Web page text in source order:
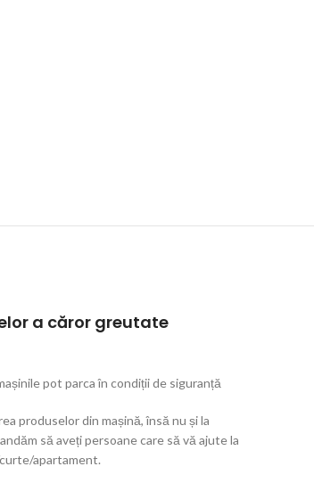
a căror greutate
pot parca în condiții de siguranță
produselor din mașină, însă nu și la
să aveți persoane care să vă ajute la
apartament.